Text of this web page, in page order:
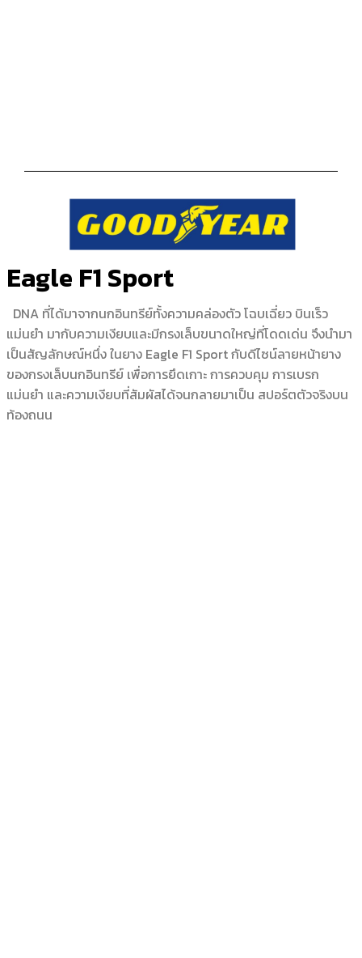
Eagle F1 Sport
DNA ที่ได้มาจากนกอินทรีย์ทั้งความคล่องตัว โฉบเฉี่ยว บินเร็ว
แม่นยำ มากับความเงียบและมีกรงเล็บขนาดใหญ่ที่โดดเด่น จึงนำมา
เป็นสัญลักษณ์หนึ่ง ในยาง Eagle F1 Sport กับดีไซน์ลายหน้ายาง
ของกรงเล็บนกอินทรีย์ เพื่อการยึดเกาะ การควบคุม การเบรก
แม่นยำ และความเงียบที่สัมผัสได้จนกลายมาเป็น สปอร์ตตัวจริงบน
ท้องถนน